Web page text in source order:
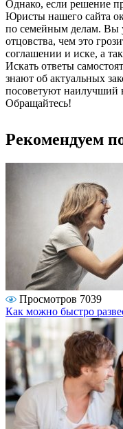
Однако, если решение
Юристы нашего сайта
по семейным делам. Вы
отцовства, чем это
соглашении и иске, а
Искать ответы
знают об актуальных
посоветуют наилучший
Обращайтесь!
Рекомендуем
Просмотров 7039
Как можно быстро